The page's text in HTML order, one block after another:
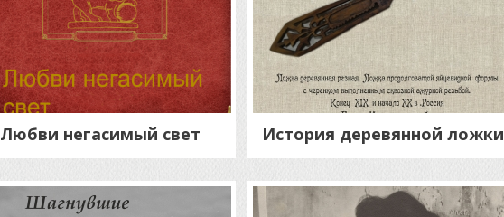
Любви негасимый свет История деревянной ложки